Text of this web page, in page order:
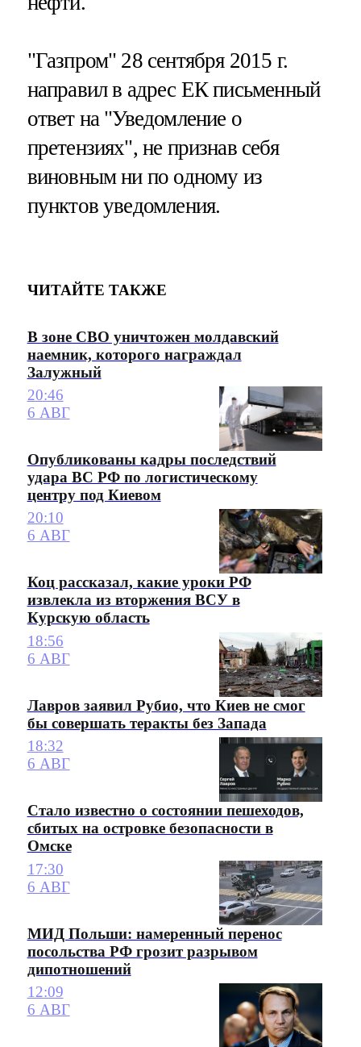
"Газпром" 28 сентября 2015 г.
направил в адрес ЕК письменный
ответ на "Уведомление о
претензиях", не признав себя
виновным ни по одному из
пунктов уведомления.
ЧИТАЙТЕ ТАКЖЕ
В зоне СВО уничтожен молдавский
наемник, которого награждал
Залужный
20:46
6 АВГ
Опубликованы кадры последствий
удара ВС РФ по логистическому
центру под Киевом
20:10
6 АВГ
Коц рассказал, какие уроки РФ
извлекла из вторжения ВСУ в
Курскую область
18:56
6 АВГ
Лавров заявил Рубио, что Киев не смог
бы совершать теракты без Запада
18:32
6 АВГ
Стало известно о состоянии пешеходов,
сбитых на островке безопасности в
Омске
17:30
6 АВГ
МИД Польши: намеренный перенос
посольства РФ грозит разрывом
дипотношений
12:09
6 АВГ